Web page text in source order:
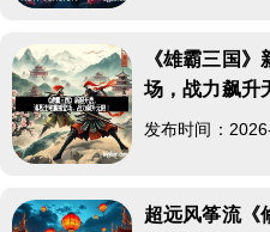
《雄霸三国
场，战力飙升
发布时间：
超远风筝流《